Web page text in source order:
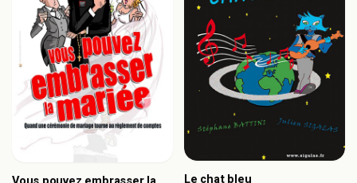
Le chat bleu